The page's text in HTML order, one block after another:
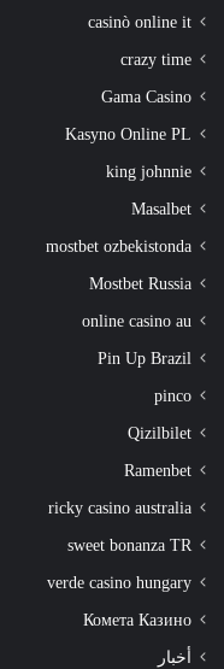
casinò online it
crazy time
Gama Casino
Kasyno Online PL
king johnnie
Masalbet
mostbet ozbekistonda
Mostbet Russia
online casino au
Pin Up Brazil
pinco
Qizilbilet
Ramenbet
ricky casino australia
sweet bonanza TR
verde casino hungary
Комета Казино
أخبار